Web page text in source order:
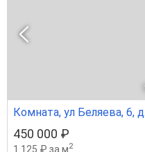
Комната, ул Беляева, 6,
450 000 ₽
1 125 ₽ за м2